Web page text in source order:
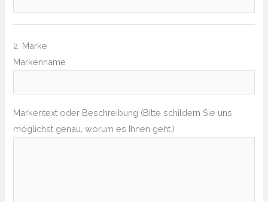
2. Marke
Markenname
Markentext oder Beschreibung (Bitte schildern Sie uns
möglichst genau, worum es Ihnen geht.)